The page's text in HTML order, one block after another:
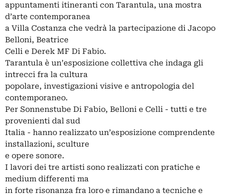
appuntamenti itineranti con Tarantula, una mostra
d’arte contemporanea
a Villa Costanza che vedrà la partecipazione di Jacopo
Belloni, Beatrice
Celli e Derek MF Di Fabio.
Tarantula è un’esposizione collettiva che indaga gli
intrecci fra la cultura
popolare, investigazioni visive e antropologia del
contemporaneo.
Per Sonnenstube Di Fabio, Belloni e Celli - tutti e tre
provenienti dal sud
Italia - hanno realizzato un’esposizione comprendente
installazioni, sculture
e opere sonore.
I lavori dei tre artisti sono realizzati con pratiche e
medium differenti ma
in forte risonanza fra loro e rimandano a tecniche e